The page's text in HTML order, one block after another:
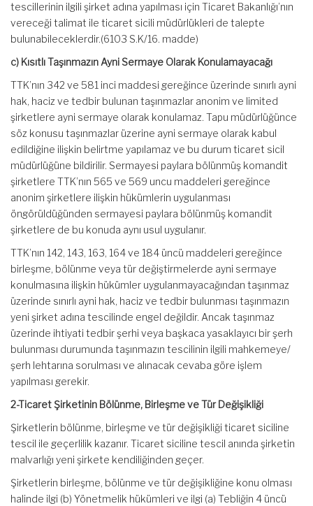
tescillerinin ilgili şirket adına yapılması için Ticaret Bakanlığı’nın
vereceği talimat ile ticaret sicili müdürlükleri de talepte
bulunabileceklerdir.(6103 S.K/16. madde)
c) Kısıtlı Taşınmazın Ayni Sermaye Olarak Konulamayacağı
TTK’nın 342 ve 581 inci maddesi gereğince üzerinde sınırlı ayni
hak, haciz ve tedbir bulunan taşınmazlar anonim ve limited
şirketlere ayni sermaye olarak konulamaz. Tapu müdürlüğünce
söz konusu taşınmazlar üzerine ayni sermaye olarak kabul
edildiğine ilişkin belirtme yapılamaz ve bu durum ticaret sicil
müdürlüğüne bildirilir. Sermayesi paylara bölünmüş komandit
şirketlere TTK’nın 565 ve 569 uncu maddeleri gereğince
anonim şirketlere ilişkin hükümlerin uygulanması
öngörüldüğünden sermayesi paylara bölünmüş komandit
şirketlere de bu konuda aynı usul uygulanır.
TTK’nın 142, 143, 163, 164 ve 184 üncü maddeleri gereğince
birleşme, bölünme veya tür değiştirmelerde ayni sermaye
konulmasına ilişkin hükümler uygulanmayacağından taşınmaz
üzerinde sınırlı ayni hak, haciz ve tedbir bulunması taşınmazın
yeni şirket adına tescilinde engel değildir. Ancak taşınmaz
üzerinde ihtiyati tedbir şerhi veya başkaca yasaklayıcı bir şerh
bulunması durumunda taşınmazın tescilinin ilgili mahkemeye/
şerh lehtarına sorulması ve alınacak cevaba göre işlem
yapılması gerekir.
2-Ticaret Şirketinin Bölünme, Birleşme ve Tür Değişikliği
Şirketlerin bölünme, birleşme ve tür değişikliği ticaret siciline
tescil ile geçerlilik kazanır. Ticaret siciline tescil anında şirketin
malvarlığı yeni şirkete kendiliğinden geçer.
Şirketlerin birleşme, bölünme ve tür değişikliğine konu olması
halinde ilgi (b) Yönetmelik hükümleri ve ilgi (a) Tebliğin 4 üncü